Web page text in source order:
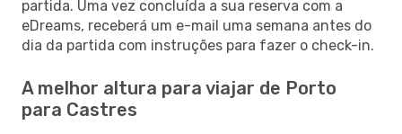
partida. Uma vez concluída a sua reserva com a
eDreams, receberá um e-mail uma semana antes do
dia da partida com instruções para fazer o check-in.
A melhor altura para viajar de Porto
para Castres